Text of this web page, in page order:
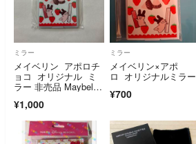
ミラー
メイベリン アポロチ
ョコ オリジナル ミ
ラー 非売品 Maybellin
¥1,000
ミラー
メイベリン×アポ
ロ オリジナルミラー
¥700